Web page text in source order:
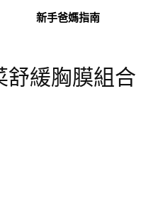
新手爸媽指南
舒緩胸膜組合